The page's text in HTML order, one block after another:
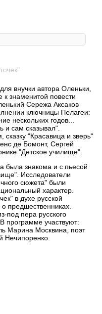
внучки автора Оленьки,
знаменитой повести
Сережа Аксаков
ключницы Пелагеи:
нескольких годов...
и сам сказывал".
"Красавица и зверь"
де Бомонт, Сергей
"Детское училище".
была знакома и с пьесой
Исследователи
сюжета" были
характер.
в духе русской
предшественниках.
под пера русского
программе участвуют:
Марина Москвина, поэт
Нечипоренко.